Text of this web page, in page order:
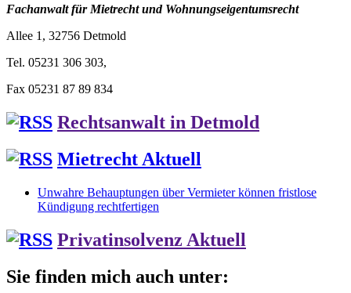
Fachanwalt für Mietrecht und Wohnungseigentumsrecht
Allee 1, 32756 Detmold
Tel. 05231 306 303,
Fax 05231 87 89 834
Rechtsanwalt in Detmold
Mietrecht Aktuell
Unwahre Behauptungen über Vermieter können fristlose
Kündigung rechtfertigen
Privatinsolvenz Aktuell
Sie finden mich auch unter: